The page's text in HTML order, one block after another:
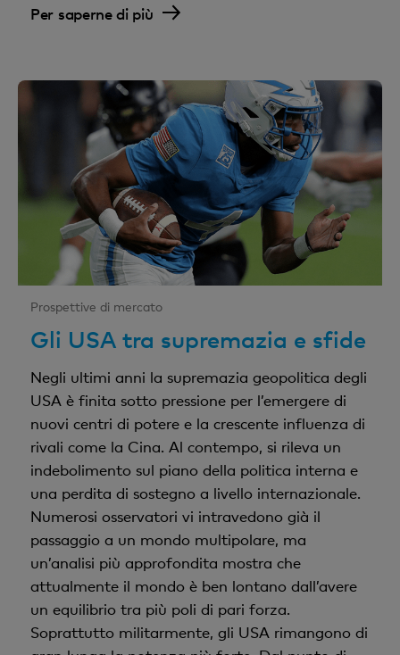
Per saperne di più
Prospettive di mercato
Gli USA tra supremazia e sfide
Negli ultimi anni la supremazia geopolitica degli
USA è finita sotto pressione per l’emergere di
nuovi centri di potere e la crescente influenza di
rivali come la Cina. Al contempo, si rileva un
indebolimento sul piano della politica interna e
una perdita di sostegno a livello internazionale.
Numerosi osservatori vi intravedono già il
passaggio a un mondo multipolare, ma
un’analisi più approfondita mostra che
attualmente il mondo è ben lontano dall’avere
un equilibrio tra più poli di pari forza.
Soprattutto militarmente, gli USA rimangono di